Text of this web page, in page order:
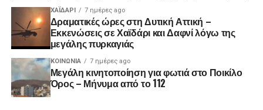
ΧΑΪΔΑΡΙ 7 ημέρες ago
Δραματικές ώρες στη Δυτική Αττική –
Εκκενώσεις σε Χαϊδάρι και Δαφνί λόγω της
μεγάλης πυρκαγιάς
ΚΟΙΝΩΝΊΑ 7 ημέρες ago
Μεγάλη κινητοποίηση για φωτιά στο Ποικίλο
Όρος – Μήνυμα από το 112